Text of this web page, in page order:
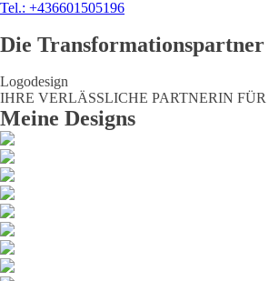
Tel.: +436601505196
Die Transformationspartner
Logodesign
IHRE VERLÄSSLICHE PARTNERIN FÜR
Meine Designs